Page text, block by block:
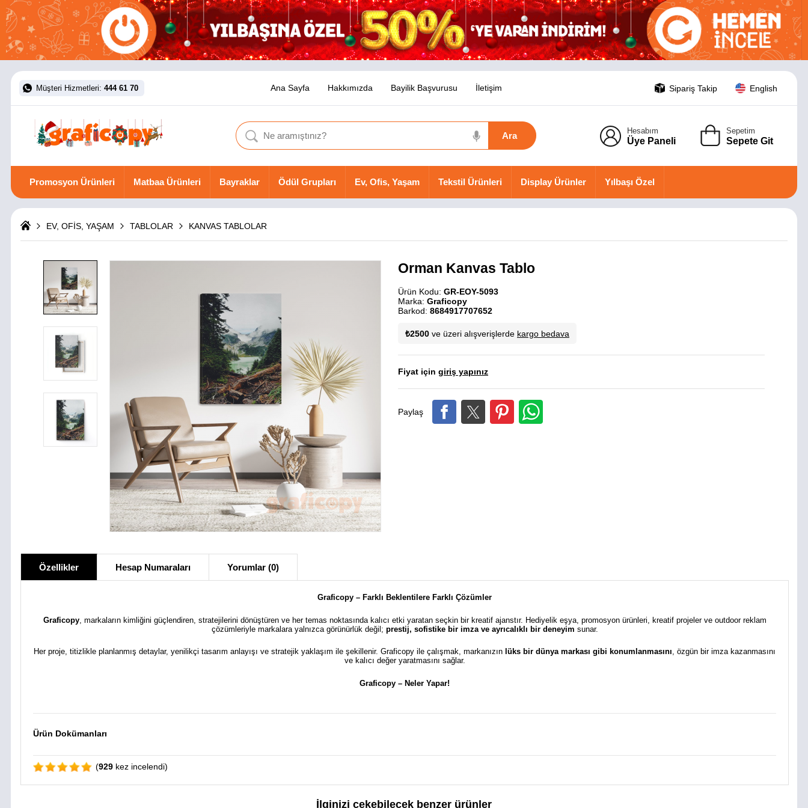
Müşteri Hizmetleri: 444 61 70 Ana Sayfa Hakkımızda Bayilik Başvurusu İletişim Sipariş Takip English
Hesabım
Üye Paneli
Sepetim
Sepete Git
Promosyon Ürünleri Matbaa Ürünleri Bayraklar Ödül Grupları Ev, Ofis, Yaşam Tekstil Ürünleri Display Ürünler Yılbaşı Özel
EV, OFİS, YAŞAM TABLOLAR KANVAS TABLOLAR
Orman Kanvas Tablo
Ürün Kodu: GR-EOY-5093
Marka: Graficopy
Barkod: 8684917707652
₺2500 ve üzeri alışverişlerde kargo bedava
Fiyat için giriş yapınız
Paylaş
Özellikler Hesap Numaraları Yorumlar (0)
Graficopy – Farklı Beklentilere Farklı Çözümler
Graficopy, markaların kimliğini güçlendiren, stratejilerini dönüştüren ve her temas noktasında kalıcı etki yaratan seçkin bir kreatif ajanstır. Hediyelik eşya, promosyon ürünleri, kreatif projeler ve outdoor reklam
çözümleriyle markalara yalnızca görünürlük değil; prestij, sofistike bir imza ve ayrıcalıklı bir deneyim sunar.
Her proje, titizlikle planlanmış detaylar, yenilikçi tasarım anlayışı ve stratejik yaklaşım ile şekillenir. Graficopy ile çalışmak, markanızın lüks bir dünya markası gibi konumlanmasını, özgün bir imza kazanmasını
ve kalıcı değer yaratmasını sağlar.
Graficopy – Neler Yapar!
Ürün Dokümanları
(929 kez incelendi)
İlginizi çekebilecek benzer ürünler